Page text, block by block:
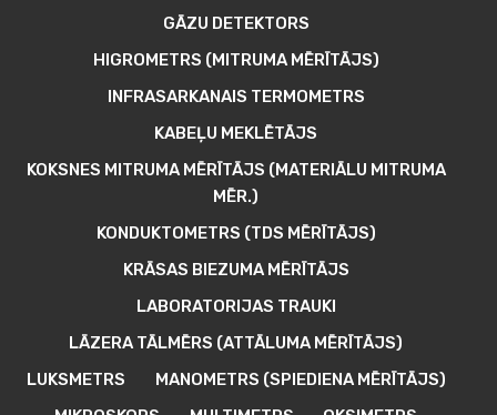
GĀZU DETEKTORS
HIGROMETRS (MITRUMA MĒRĪTĀJS)
INFRASARKANAIS TERMOMETRS
KABEĻU MEKLĒTĀJS
KOKSNES MITRUMA MĒRĪTĀJS (MATERIĀLU MITRUMA
MĒR.)
KONDUKTOMETRS (TDS MĒRĪTĀJS)
KRĀSAS BIEZUMA MĒRĪTĀJS
LABORATORIJAS TRAUKI
LĀZERA TĀLMĒRS (ATTĀLUMA MĒRĪTĀJS)
LUKSMETRS
MANOMETRS (SPIEDIENA MĒRĪTĀJS)